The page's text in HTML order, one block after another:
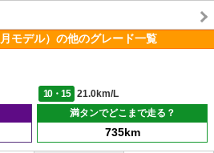
モデル）の他のグレード一覧
10・15
21.0km/L
満タンでどこまで走る？
735km